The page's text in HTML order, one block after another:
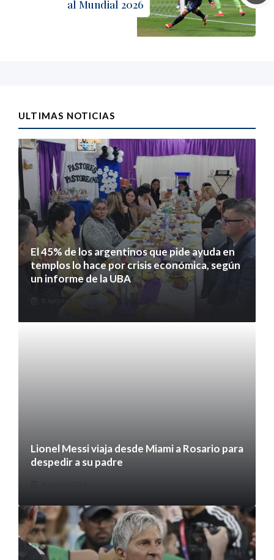
al Mundial 2026
ULTIMAS NOTICIAS
El 45% de los argentinos que pide ayuda en
templos lo hace por crisis económica, según
un informe de la UBA
8 agosto 2026
Lionel Messi viaja desde Miami a Rosario para
despedir a su padre